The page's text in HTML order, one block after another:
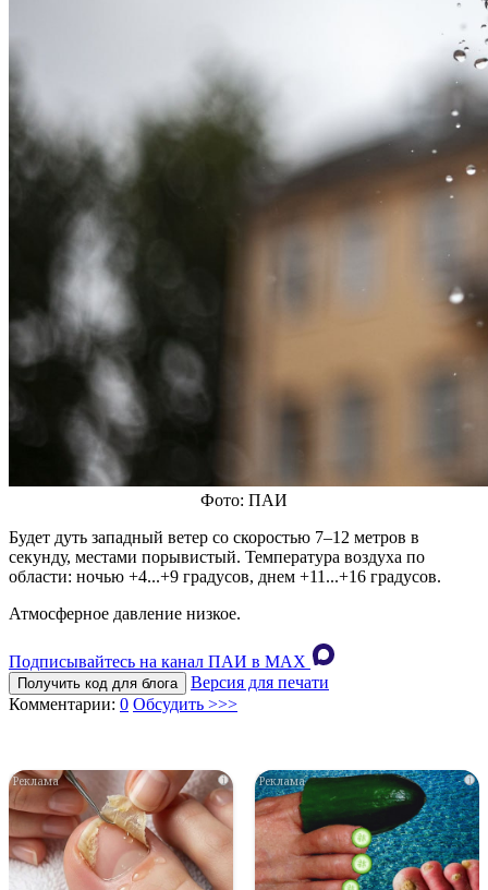
Фото: ПАИ
Будет дуть западный ветер со скоростью 7–12 метров в
секунду, местами порывистый. Температура воздуха по
области: ночью +4...+9 градусов, днем +11...+16 градусов.
Атмосферное давление низкое.
Подписывайтесь на канал ПАИ в MAХ
Получить код для блога
Версия для печати
Комментарии: 0 Обсудить >>>
i i